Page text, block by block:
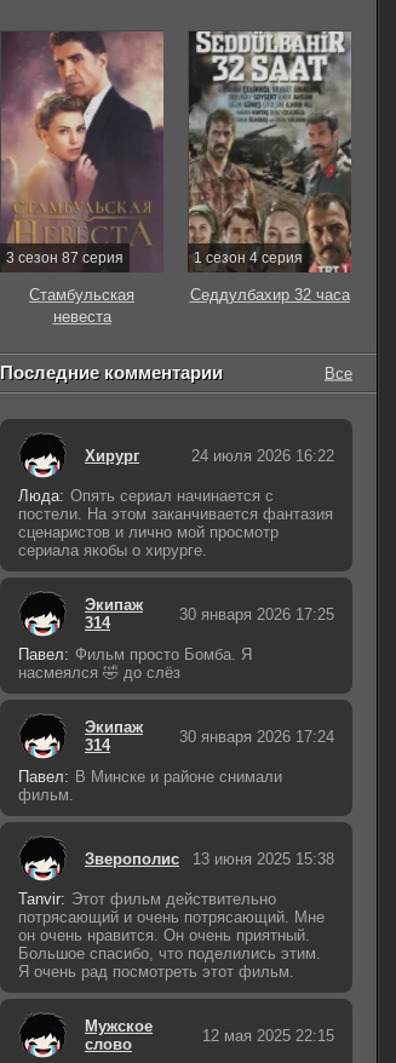
3 сезон 87 серия
Стамбульская
невеста
1 сезон 4 серия
Седдулбахир 32 часа
Последние комментарии Все
Хирург 24 июля 2026 16:22
Люда: Опять сериал начинается с
постели. На этом заканчивается фантазия
сценаристов и лично мой просмотр
сериала якобы о хирурге.
Экипаж
314
30 января 2026 17:25
Павел: Фильм просто Бомба. Я
насмеялся 🤣 до слёз
Экипаж
314
30 января 2026 17:24
Павел: В Минске и районе снимали
фильм.
Зверополис 13 июня 2025 15:38
Tanvir: Этот фильм действительно
потрясающий и очень потрясающий. Мне
он очень нравится. Он очень приятный.
Большое спасибо, что поделились этим.
Я очень рад посмотреть этот фильм.
Мужское
слово
12 мая 2025 22:15